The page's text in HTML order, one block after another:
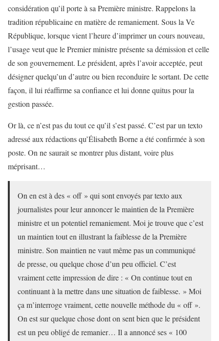
considération qu’il porte à sa Première ministre. Rappelons la
tradition républicaine en matière de remaniement. Sous la Ve
République, lorsque vient l’heure d’imprimer un cours nouveau,
l’usage veut que le Premier ministre présente sa démission et celle
de son gouvernement. Le président, après l’avoir acceptée, peut
désigner quelqu’un d’autre ou bien reconduire le sortant. De cette
façon, il lui réaffirme sa confiance et lui donne quitus pour la
gestion passée.
Or là, ce n’est pas du tout ce qu’il s’est passé. C’est par un texto
adressé aux rédactions qu’Élisabeth Borne a été confirmée à son
poste. On ne saurait se montrer plus distant, voire plus
méprisant…
On en est à des « off » qui sont envoyés par texto aux
journalistes pour leur annoncer le maintien de la Première
ministre et un potentiel remaniement. Moi je trouve que c’est
un maintien tout en illustrant la faiblesse de la Première
ministre. Son maintien ne vaut même pas un communiqué
de presse, ou quelque chose d’un peu officiel. C’est
vraiment cette impression de dire : « On continue tout en
continuant à la mettre dans une situation de faiblesse. » Moi
ça m’interroge vraiment, cette nouvelle méthode du « off ».
On est sur quelque chose dont on sent bien que le président
est un peu obligé de remanier… Il a annoncé ses « 100